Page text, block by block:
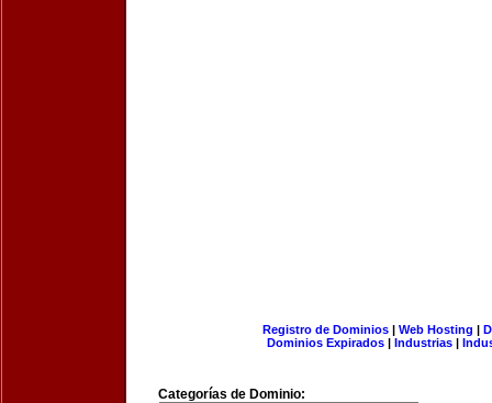
Registro de Dominios| Web Hosting |
Dominios Expirados | Industrias |
Categorías de Dominio: